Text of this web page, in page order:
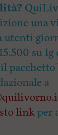
una
utenti
su Ig
pacchetto
a
linkper